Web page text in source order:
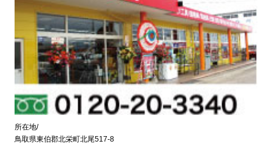
所在地/
鳥取県東伯郡北栄町北尾517-8